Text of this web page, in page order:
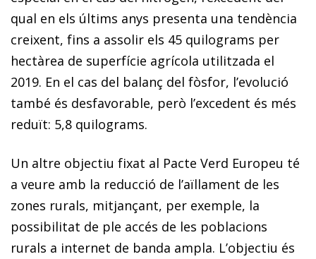
qual en els últims anys presenta una tendència
creixent, fins a assolir els 45 quilograms per
hectàrea de superfície agrícola utilitzada el
2019. En el cas del balanç del fòsfor, l’evolució
també és desfavorable, però l’excedent és més
reduït: 5,8 quilograms.
Un altre objectiu fixat al Pacte Verd Europeu té
a veure amb la reducció de l’aïllament de les
zones rurals, mitjançant, per exemple, la
possibilitat de ple accés de les poblacions
rurals a internet de banda ampla. L’objectiu és